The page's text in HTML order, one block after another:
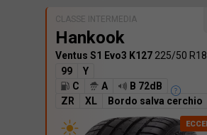
CLASSE INTERMEDIA
Hankook
Ventus S1 Evo3 K127 225/50 R18
99
Y
C
A
B 72dB
ZR
XL Bordo salva cerchio